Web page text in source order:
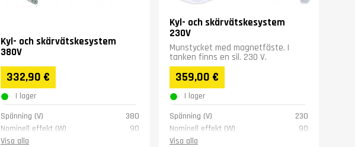
Kyl- och skärvätskesystem
380V
332,90 €
I lager
Spänning (V)
380
Nominell effekt (W)
90
Tank volym (L)
Visa alla
Kyl- och skärvätskesystem
230V
Munstycket med magnetfäste. I
tanken finns en sil. 230 V.
359,00 €
I lager
Spänning (V)
230
Nominell effekt (W)
90
Tank volym (L)
Visa alla